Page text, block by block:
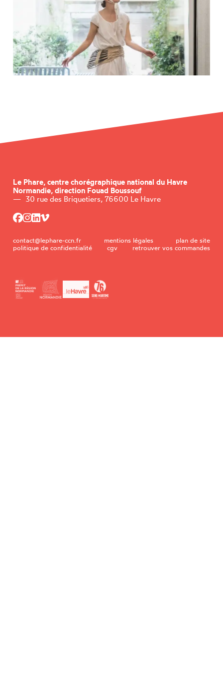
Le Phare, centre chorégraphique national du Havre
Normandie, direction Fouad Boussouf
— 30 rue des Briquetiers, 76600 Le Havre
contact@lephare-ccn.fr mentions légales
plan de site
politique de confidentialité
cgv retrouver vos commandes